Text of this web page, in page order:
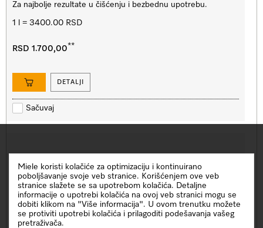
Miele koristi kolačiće za optimizaciju i kontinuirano
poboljšavanje svoje veb stranice. Korišćenjem ove veb
stranice slažete se sa upotrebom kolačića. Detaljne
informacije o upotrebi kolačića na ovoj veb stranici mogu se
dobiti klikom na "Više informacija". U ovom trenutku možete
se protiviti upotrebi kolačića i prilagoditi podešavanja vašeg
pretraživača.
Za najbolje rezultate u čišćenju i bezbednu upotrebu.
1 l = 3400.00 RSD
RSD 1.700,00**
DETALJI
Sačuvaj